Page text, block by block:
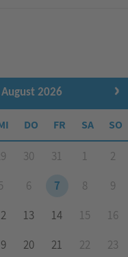
August 2026 ›
DO FR SA SO
30 31 1
2
6 7 8
9
13 14 15
16
20 21 22
23